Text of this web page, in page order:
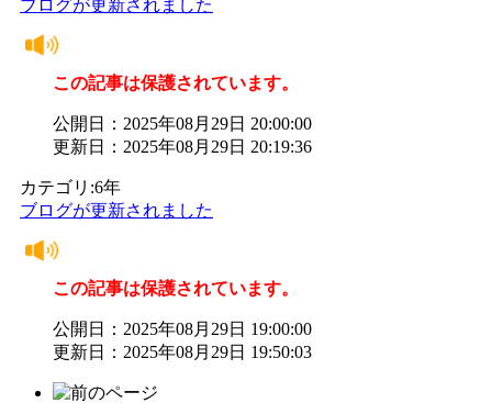
ブログが更新されました
この記事は保護されています。
公開日：2025年08月29日 20:00:00
更新日：2025年08月29日 20:19:36
カテゴリ:6年
ブログが更新されました
この記事は保護されています。
公開日：2025年08月29日 19:00:00
更新日：2025年08月29日 19:50:03